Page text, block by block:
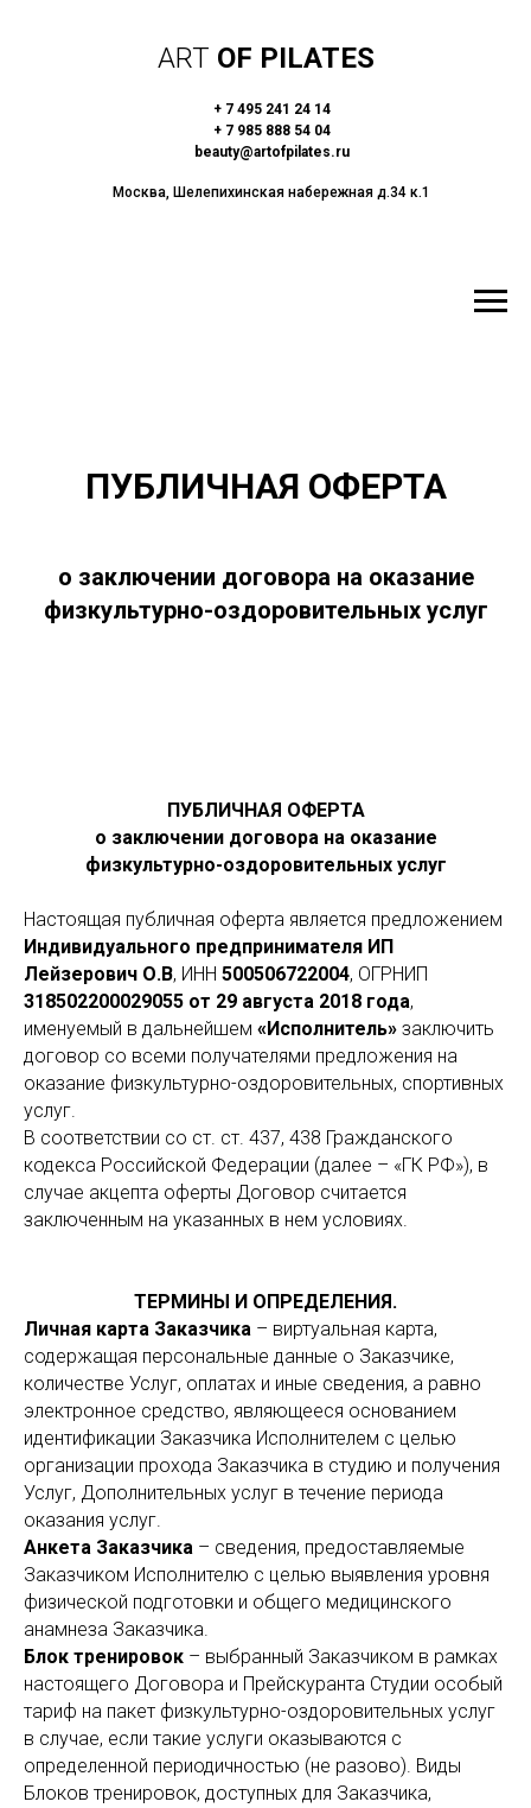
ART OF PILATES
+ 7 495 241 24 14
+ 7 985 888 54 04
beauty@artofpilates.ru
Москва, Шелепихинская набережная д.34 к.1
ПУБЛИЧНАЯ ОФЕРТА
о заключении договора на оказание
физкультурно-оздоровительных услуг
ПУБЛИЧНАЯ ОФЕРТА
о заключении договора на оказание
физкультурно-оздоровительных услуг
Настоящая публичная оферта является предложением
Индивидуального предпринимателя ИП
Лейзерович О.В, ИНН 500506722004, ОГРНИП
318502200029055 от 29 августа 2018 года,
именуемый в дальнейшем «Исполнитель» заключить
договор со всеми получателями предложения на
оказание физкультурно-оздоровительных, спортивных
услуг.
В соответствии со ст. ст. 437, 438 Гражданского
кодекса Российской Федерации (далее – «ГК РФ»), в
случае акцепта оферты Договор считается
заключенным на указанных в нем условиях.
ТЕРМИНЫ И ОПРЕДЕЛЕНИЯ.
Личная карта Заказчика – виртуальная карта,
содержащая персональные данные о Заказчике,
количестве Услуг, оплатах и иные сведения, а равно
электронное средство, являющееся основанием
идентификации Заказчика Исполнителем с целью
организации прохода Заказчика в студию и получения
Услуг, Дополнительных услуг в течение периода
оказания услуг.
Анкета Заказчика – сведения, предоставляемые
Заказчиком Исполнителю с целью выявления уровня
физической подготовки и общего медицинского
анамнеза Заказчика.
Блок тренировок – выбранный Заказчиком в рамках
настоящего Договора и Прейскуранта Студии особый
тариф на пакет физкультурно-оздоровительных услуг
в случае, если такие услуги оказываются с
определенной периодичностью (не разово). Виды
Блоков тренировок, доступных для Заказчика,